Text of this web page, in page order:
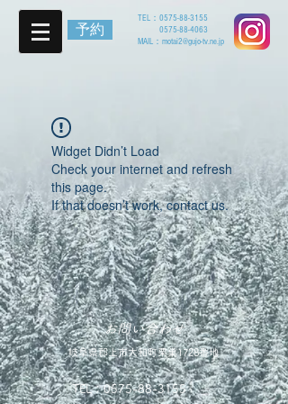
予約
TEL： 0575-88-3155
0575-88-4063
MAIL： motai2@gujo-tv.ne.jp
Widget Didn’t Load
Check your internet and refresh
this page.
If that doesn’t work, contact us.
お問い合わせ
岐阜県郡上市大和町栗巣1728番地
TEL：0575-88-3155